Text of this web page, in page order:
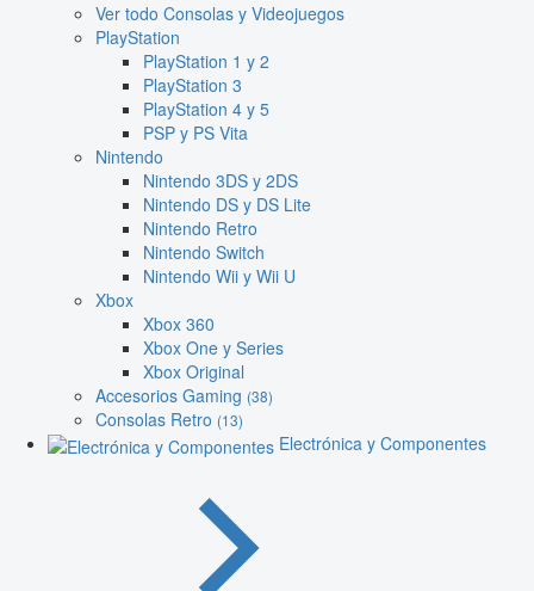
Ver todo Consolas y Videojuegos
PlayStation
PlayStation 1 y 2
PlayStation 3
PlayStation 4 y 5
PSP y PS Vita
Nintendo
Nintendo 3DS y 2DS
Nintendo DS y DS Lite
Nintendo Retro
Nintendo Switch
Nintendo Wii y Wii U
Xbox
Xbox 360
Xbox One y Series
Xbox Original
Accesorios Gaming (38)
Consolas Retro (13)
Electrónica y Componentes